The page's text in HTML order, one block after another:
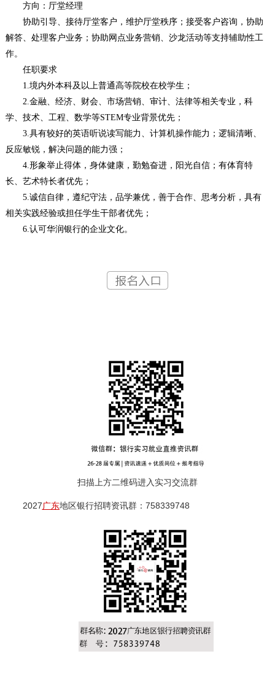
方向：厅堂经理
协助引导、接待厅堂客户，维护厅堂秩序；接受客户咨询，协助
解答、处理客户业务；协助网点业务营销、沙龙活动等支持辅助性工
作。
任职要求
1.境内外本科及以上普通高等院校在校学生；
2.金融、经济、财会、市场营销、审计、法律等相关专业，科
学、技术、工程、数学等STEM专业背景优先；
3.具有较好的英语听说读写能力、计算机操作能力；逻辑清晰、
反应敏锐，解决问题的能力强；
4.形象举止得体，身体健康，勤勉奋进，阳光自信；有体育特
长、艺术特长者优先；
5.诚信自律，遵纪守法，品学兼优，善于合作、思考分析，具有
相关实践经验或担任学生干部者优先；
6.认可华润银行的企业文化。
扫描上方二维码进入实习交流群
2027广东地区银行招聘资讯群：758339748